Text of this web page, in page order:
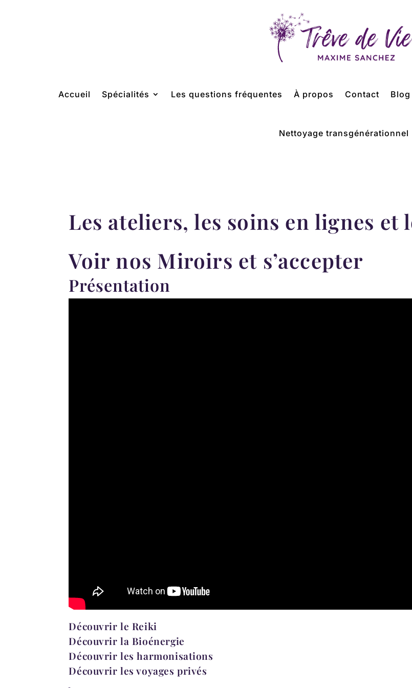
Accueil Spécialités Les questions fréquentes À propos Contact Blog
Nettoyage transgénérationnel
Les ateliers, les soins en lignes et
Voir nos Miroirs et s’accepter
Présentation
Découvrir le Reiki
Découvrir la Bioénergie
Découvrir les harmonisations
Découvrir les voyages privés